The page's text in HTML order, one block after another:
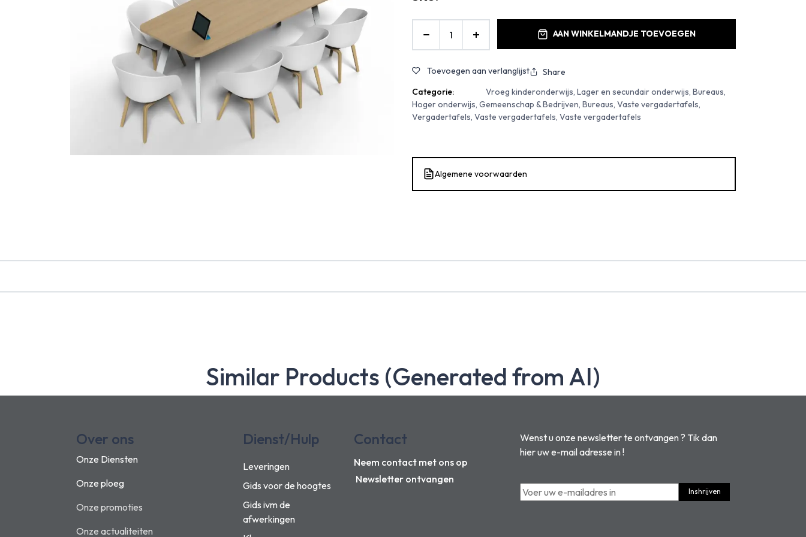
AAN WINKELMANDJE TOEVOEGEN
Toevoegen aan verlanglijst
Share
Categorie:
Vroeg kinderonderwijs, Lager en secundair onderwijs, Bureaus,
Hoger onderwijs, Gemeenschap & Bedrijven, Bureaus, Vaste vergadertafels,
Vergadertafels, Vaste vergadertafels, Vaste vergadertafels
Algemene voorwaarden
Similar Products (Generated from AI)
Over ons
Onze Diensten
Onze ploeg
Onze promoties
Onze actualiteiten
Dienst/Hulp
Leveringen
Gids voor de hoogtes
Gids ivm de
afwerkingen
Wenst u onze newsletter te ontvangen ? Tik dan
hier uw e-mail adresse in !
Inshrijven
Contact
Neem contact met ons op
Newsletter ontvangen